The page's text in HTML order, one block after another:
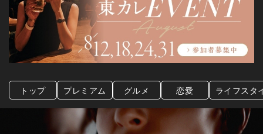
トップ プレミアム グルメ 恋愛 ライフスタ